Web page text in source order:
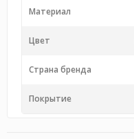
Материал
Цвет
Страна бренда
Покрытие